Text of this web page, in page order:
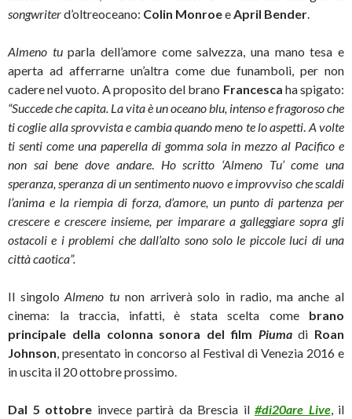
songwriterd’oltreoceano: Colin Monroee April Bender
Almeno tuparla dell’amore come salvezza, una mano tesa e
aperta ad afferrarne un’altra come due funamboli, per non
cadere nel vuoto. A proposito del brano Francesca ha spigato:
“Succede che capita. La vita è un oceano blu, intenso e fragoroso che
ti coglie alla sprovvista e cambia quando meno te lo aspetti A volte
ti senti come una paperella di gomma sola in mezzo al Pacifico e
non sai bene dove andare. Ho scritto ‘Almeno Tu’ come una
speranza, speranza di un sentimento nuovo e improvviso che scaldi
l’anima e la riempia di forza, d’amore, un punto di partenza per
crescere e crescere insieme, per imparare a galleggiare sopra gli
ostacoli e i problemi che dall’alto sono solo le piccole luci di una
città caotica”.
Il singoloAlmeno tu non arriverà solo in radio, ma anche al
cinema: la traccia, infatti, è stata scelta come brano
principale della colonna sonora del film Piuma di Roan
Johnson , presentato in concorso al Festival di Venezia 2016 e
in uscita il 20 ottobre prossimo.
Dal 5 ottobre invece partirà da Brescia il #di20are Live, il